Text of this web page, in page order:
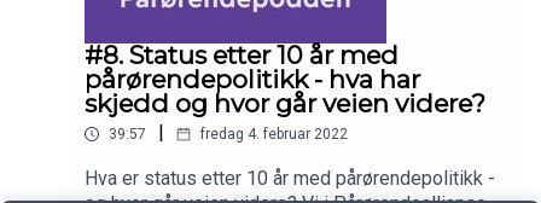
#8. Status etter 10 år med
pårørendepolitikk - hva har
skjedd og hvor går veien videre?
39:57 fredag 4. februar 2022
Hva er status etter 10 år med pårørendepolitikk -